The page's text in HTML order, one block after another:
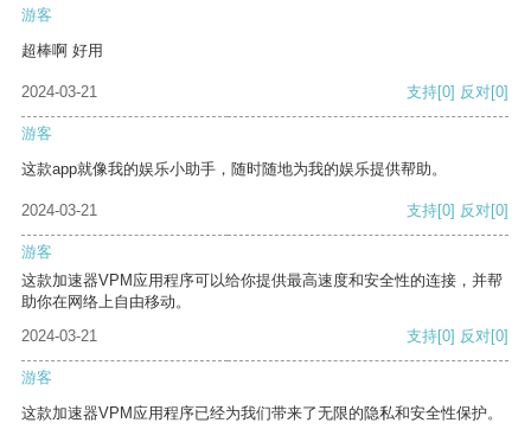
游客
超棒啊 好用
2024-03-21 支持[0] 反对[0]
游客
这款app就像我的娱乐小助手，随时随地为我的娱乐提供帮助。
2024-03-21 支持[0] 反对[0]
游客
这款加速器VPM应用程序可以给你提供最高速度和安全性的连接，并帮
助你在网络上自由移动。
2024-03-21
支持[0] 反对[0]
游客
这款加速器VPM应用程序已经为我们带来了无限的隐私和安全性保护。